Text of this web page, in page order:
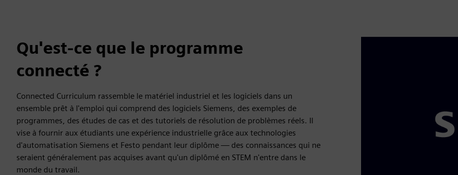
Qu'est-ce que le programme
connecté ?
Connected Curriculum rassemble le matériel industriel et les logiciels dans un
ensemble prêt à l'emploi qui comprend des logiciels Siemens, des exemples de
programmes, des études de cas et des tutoriels de résolution de problèmes réels. Il
vise à fournir aux étudiants une expérience industrielle grâce aux technologies
d'automatisation Siemens et Festo pendant leur diplôme — des connaissances qui ne
seraient généralement pas acquises avant qu'un diplômé en STEM n'entre dans le
monde du travail.